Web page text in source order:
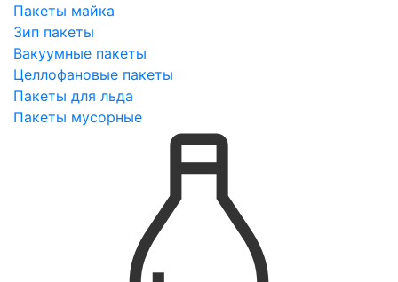
Пакеты майка
Зип пакеты
Вакуумные пакеты
Целлофановые пакеты
Пакеты для льда
Пакеты мусорные